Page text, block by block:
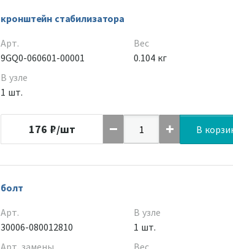
кронштейн стабилизатора
Арт.
9GQ0-060601-00001
В узле
1 шт.
Вес
0.104 кг
176 ₽/шт В
болт
Арт.
30006-080012810
Арт. замены
В узле
1 шт.
Вес